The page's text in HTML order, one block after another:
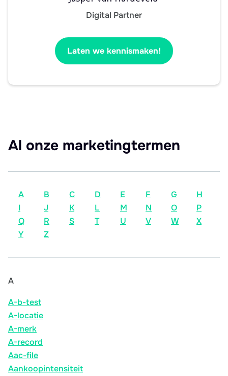
Digital Partner
Laten we kennismaken!
Al onze marketingtermen
A B C D E F G
H
I
J K L M N O
P
Q
R S T U V W
X
Y
Z
A
A-b-test
A-locatie
A-merk
A-record
Aac-file
Aankoopintensiteit